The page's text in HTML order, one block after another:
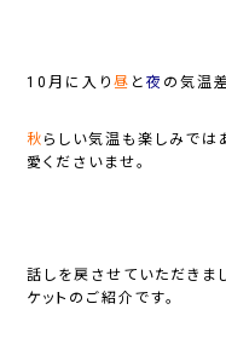
10月に入り昼 と夜 の気温
秋 らしい気温も楽しみでは
愛くださいませ。
話しを戻させていただきま
ケットのご紹介です。